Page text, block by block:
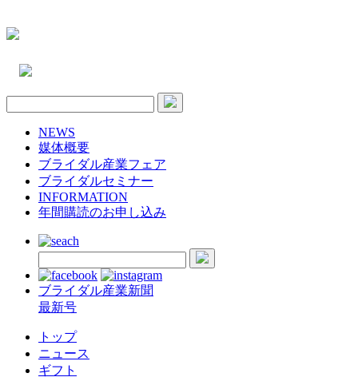
NEWS
媒体概要
ブライダル産業フェア
ブライダルセミナー
INFORMATION
年間購読のお申し込み
ブライダル産業新聞
最新号
トップ
ニュース
ギフト